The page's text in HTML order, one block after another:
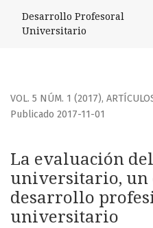
La evaluación del
Desarrollo Profesoral
Universitario
VOL. 5 NÚM. 1 (2017),
La evaluación
universitario, un
desarrollo
universitario
Publicado 2017-11-01